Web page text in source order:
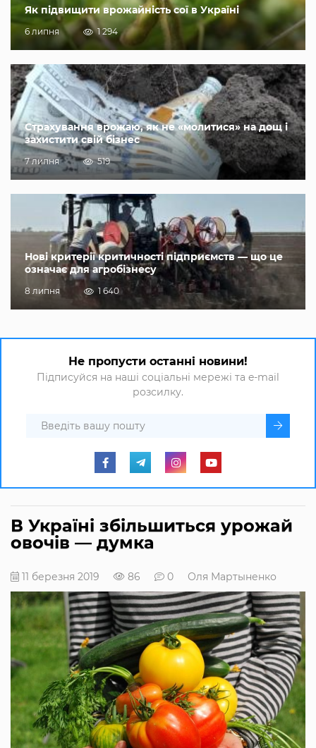
Як підвищити врожайність сої в Україні
6 липня 1 294
Страхування врожаю, як не «молитися» на дощ і
захистити свій бізнес
7 липня 519
Нові критерії критичності підприємств — що це
означає для агробізнесу
8 липня 1 640
Не пропусти останні новини!
Підписуйся на наші соціальні мережі та e-mail
розсилку.
В Україні збільшиться урожай
овочів — думка
11 березня 2019 86 0 Оля Мартыненко